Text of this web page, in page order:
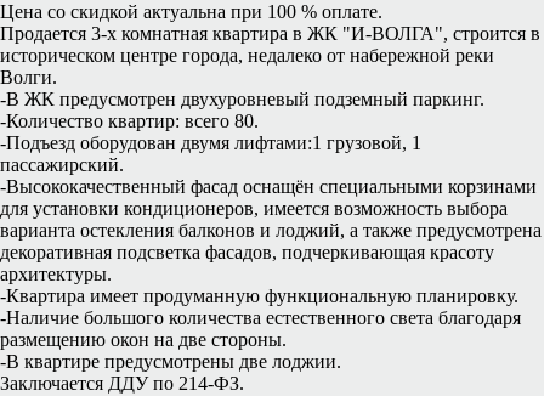
Цена со скидкой актуальна при 100 % оплате.
Продается 3-х комнатная квартира в ЖК "И-ВОЛГА", строится в
историческом центре города, недалеко от набережной реки
Волги.
-В ЖК предусмотрен двухуровневый подземный паркинг.
-Количество квартир: всего 80.
-Подъезд оборудован двумя лифтами:1 грузовой, 1
пассажирский.
-Высококачественный фасад оснащён специальными корзинами
для установки кондиционеров, имеется возможность выбора
варианта остекления балконов и лоджий, а также предусмотрена
декоративная подсветка фасадов, подчеркивающая красоту
архитектуры.
-Квартира имеет продуманную функциональную планировку.
-Наличие большого количества естественного света благодаря
размещению окон на две стороны.
-В квартире предусмотрены две лоджии.
Заключается ДДУ по 214-ФЗ.